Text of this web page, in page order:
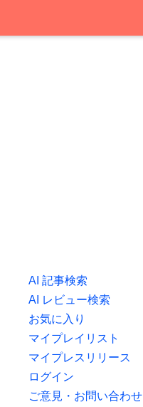
AI 記事検索
AI レビュー検索
お気に入り
マイプレイリスト
マイプレスリリース
ログイン
ご意見・お問い合わせ